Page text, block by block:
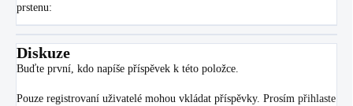
prstenu:
Diskuze
Buďte první, kdo napíše příspěvek k této položce.
Pouze registrovaní uživatelé mohou vkládat příspěvky. Prosím přihlaste